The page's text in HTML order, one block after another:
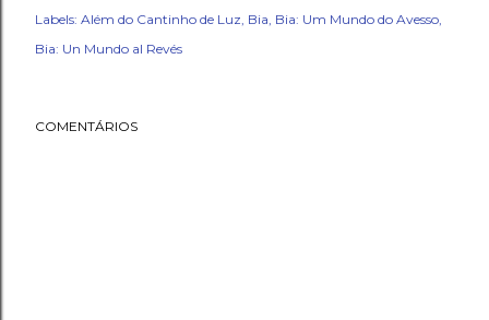
Labels: Além do Cantinho de Luz Bia Bia: Um Mundo do Avesso
Bia: Un Mundo al Revés
COMENTÁRIOS